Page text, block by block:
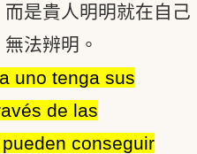
是貴人明明就在自己
法辨明。
uno tenga sus
de las
conseguir